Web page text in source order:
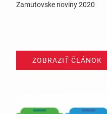
Zamutovske noviny 2020
ZOBRAZIŤ ČLÁNOK